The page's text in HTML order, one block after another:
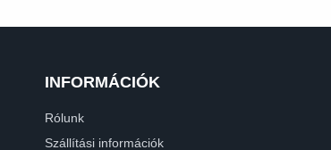
INFORMÁCIÓK
Rólunk
Szállítási információk